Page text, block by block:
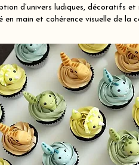
d’univers ludiques, décoratifs et
main et cohérence visuelle de la